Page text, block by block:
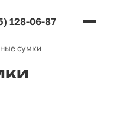
128-06-87
сумки